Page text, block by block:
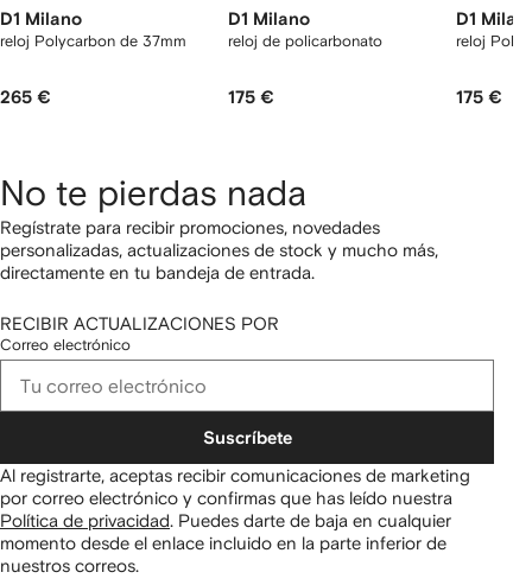
D1 Milano
reloj Polycarbon de 37mm
265 €
D1 Milano
reloj de policarbonato
175 €
D1
reloj
175 €
No te pierdas nada
Regístrate para recibir promociones, novedades
personalizadas, actualizaciones de stock y mucho más,
directamente en tu bandeja de entrada.
RECIBIR ACTUALIZACIONES POR
Correo electrónico
Suscríbete
Al registrarte, aceptas recibir comunicaciones de marketing
por correo electrónico y confirmas que has leído nuestra
Política de privacidad. Puedes darte de baja en cualquier
momento desde el enlace incluido en la parte inferior de
nuestros correos.